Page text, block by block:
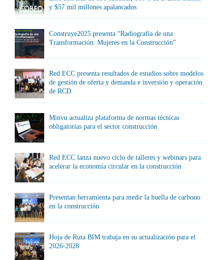
y $57 mil millones apalancados
Construye2025 presenta “Radiografía de una
Transformación: Mujeres en la Construcción”
Red ECC presenta resultados de estudios sobre modelos
de gestión de oferta y demanda e inversión y operación
de RCD
Minvu actualiza plataforma de normas técnicas
obligatorias para el sector construcción
Red ECC lanza nuevo ciclo de talleres y webinars para
acelerar la economía circular en la construcción
Presentan herramienta para medir la huella de carbono
en la construcción
Hoja de Ruta BIM trabaja en su actualización para el
2026-2028